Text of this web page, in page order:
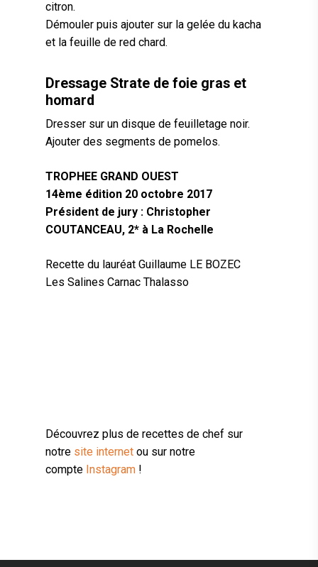
citron.
Démouler puis ajouter sur la gelée du kacha
et la feuille de red chard.
Dressage Strate de foie gras et
homard
Dresser sur un disque de feuilletage noir.
Ajouter des segments de pomelos.
TROPHEE GRAND OUEST
14ème édition 20 octobre 2017
Président de jury : Christopher
COUTANCEAU, 2* à La Rochelle
Recette du lauréat Guillaume LE BOZEC
Les Salines Carnac Thalasso
Découvrez plus de recettes de chef sur
notre site internet ou sur notre
compte Instagram !